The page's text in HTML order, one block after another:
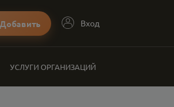
Добавить Вход
УСЛУГИ ОРГАНИЗАЦИЙ